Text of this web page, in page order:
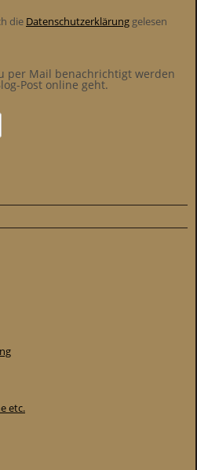
die Datenschutzerklärung gelesen
per Mail benachrichtigt werden
Post online geht.
etc.